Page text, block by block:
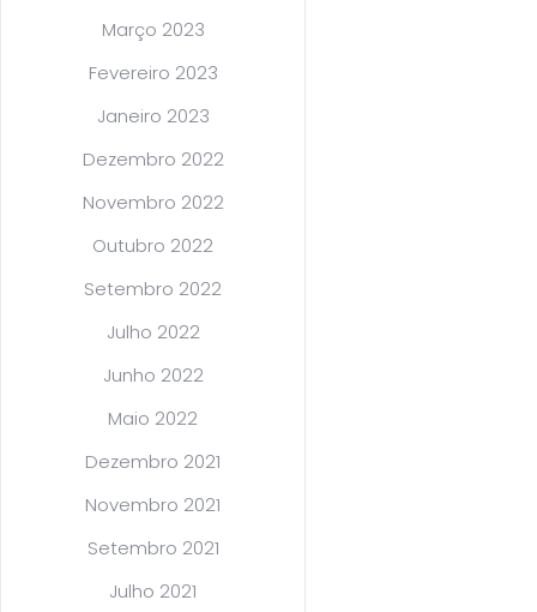
Março 2023
Fevereiro 2023
Janeiro 2023
Dezembro 2022
Novembro 2022
Outubro 2022
Setembro 2022
Julho 2022
Junho 2022
Maio 2022
Dezembro 2021
Novembro 2021
Setembro 2021
Julho 2021